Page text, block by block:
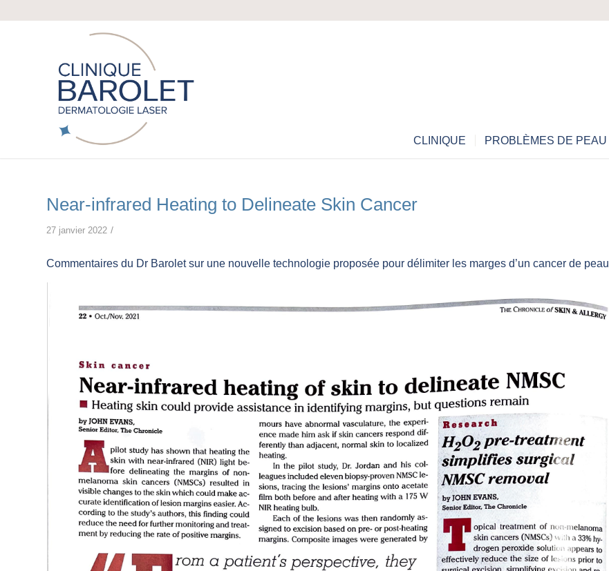
CLINIQUE PROBLÈMES DE PEAU
Near-infrared Heating to Delineate Skin Cancer
27 janvier 2022 /
Commentaires du Dr Barolet sur une nouvelle technologie proposée pour délimiter les marges d’un cancer de peau